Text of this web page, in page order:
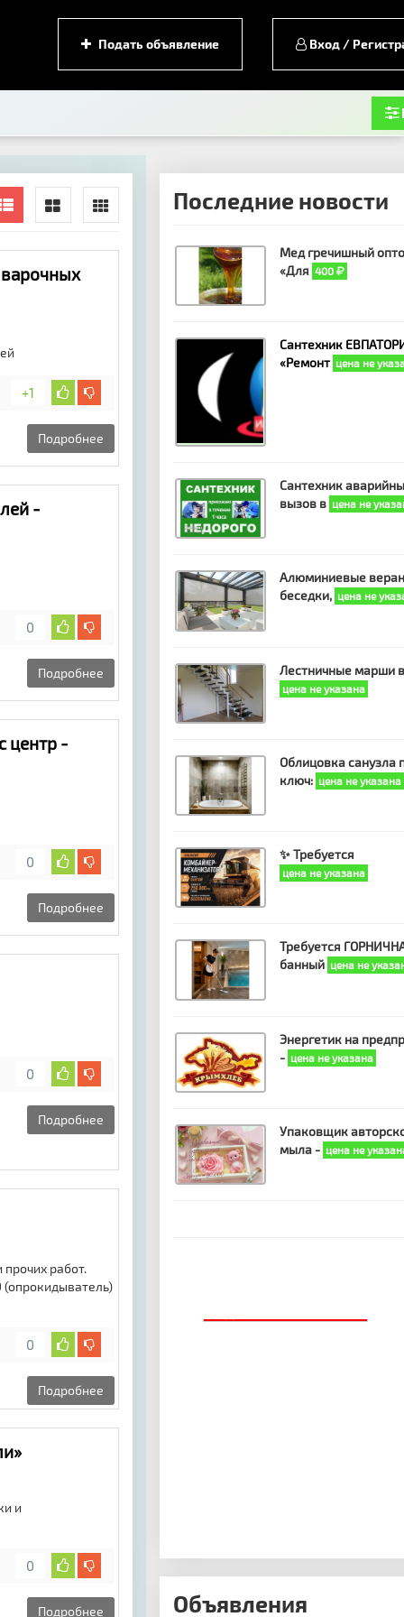
Подать объявление Вход /
варочных
+1
Подробнее
-
0
Подробнее
центр -
0
Подробнее
0
Подробнее
работ.
(опрокидыватель)
0
Подробнее
и
0
Подробнее
Последние новости
Мед гречишный
«Для 400
Сантехник
«Ремонт цена не
Сантехник
вызов в цена не
Алюминиевые
беседки, цена не
Лестничные марши в
цена не указана
Облицовка санузла
ключ: цена не указана
✨ Требуется
цена не указана
Требуется
банный цена не
Энергетик на
- цена не указана
Упаковщик
мыла - цена не
Объявления